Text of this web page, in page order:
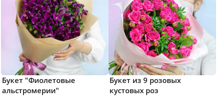
Букет "Фиолетовые
альстромерии"
Букет из 9 розовых
кустовых роз